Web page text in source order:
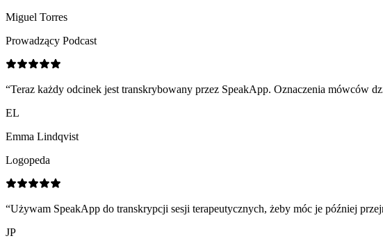
Miguel Torres
Prowadzący Podcast
“Teraz każdy odcinek jest transkrybowany przez SpeakApp. Oznaczenia mówców
EL
Emma Lindqvist
Logopeda
“Używam SpeakApp do transkrypcji sesji terapeutycznych, żeby móc je później
JP